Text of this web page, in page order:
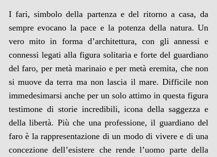
I fari, simbolo della partenza e del ritorno a casa, da
sempre evocano la pace e la potenza della natura. Un
vero mito in forma d’architettura, con gli annessi e
connessi legati alla figura solitaria e forte del guardiano
del faro, per metà marinaio e per metà eremita, che non
si muove da terra ma non lascia il mare. Difficile non
immedesimarsi anche per un solo attimo in questa figura
testimone di storie incredibili, icona della saggezza e
della libertà. Più che una professione, il guardiano del
faro è la rappresentazione di un modo di vivere e di una
concezione dell’esistere che rende l’uomo parte della